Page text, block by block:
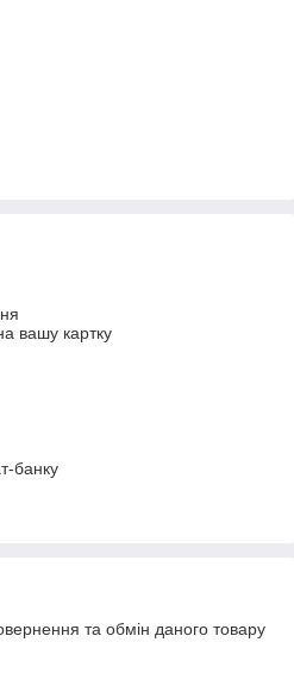
вашу картку
банку
та обмін даного товару